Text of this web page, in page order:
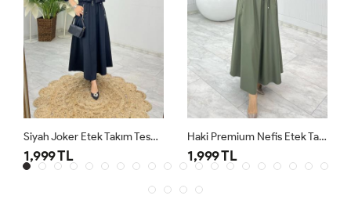
Siyah Joker Etek Takım Tesettür Giyim
1,999 TL
Haki Premium Nefis Etek Takım
1,999 TL